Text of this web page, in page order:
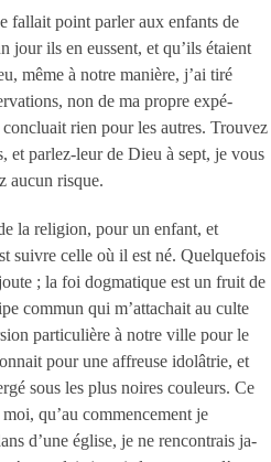
fallait point parler aux enfants de
jour ils en eussent, et qu’ils étaient
même à notre manière, j’ai tiré
non de ma propre expé-
rien pour les autres. Trouvez
et parlez-leur de Dieu à sept, je vous
aucun risque.
la religion, pour un enfant, et
suivre celle où il est né. Quelquefois
; la foi dogmatique est un fruit de
commun qui m’attachait au culte
particulière à notre ville pour le
pour une affreuse idolâtrie, et
sous les plus noires couleurs. Ce
qu’au commencement je
d’une église, je ne rencontrais ja-